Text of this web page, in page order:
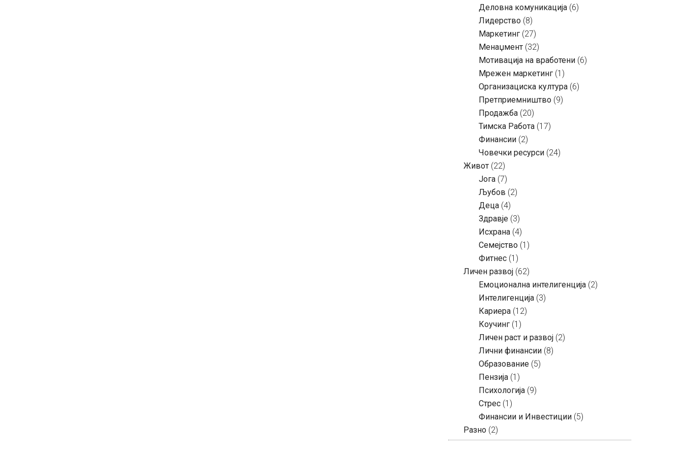
Деловна комуникација (6)
Лидерство (8)
Маркетинг (27)
Менаџмент (32)
Мотивација на вработени (6)
Мрежен маркетинг (1)
Организациска култура (6)
Претприемништво (9)
Продажба (20)
Тимска Работа (17)
Финансии (2)
Човечки ресурси (24)
Живот (22)
Јога (7)
Љубов (2)
Деца (4)
Здравје (3)
Исхрана (4)
Семејство (1)
Фитнес (1)
Личен развој (62)
Емоционална интелигенција (2)
Интелигенција (3)
Кариера (12)
Коучинг (1)
Личен раст и развој (2)
Лични финансии (8)
Образование (5)
Пензија (1)
Психологија (9)
Стрес (1)
Финансии и Инвестиции (5)
Разно (2)